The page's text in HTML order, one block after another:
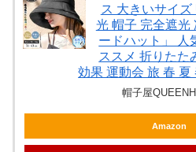
ス 大きいサイ
光 帽子 完全遮光
ードハット」 人
ススメ 折りたた
効果 運動会 旅 春 夏
帽子屋
Amazon